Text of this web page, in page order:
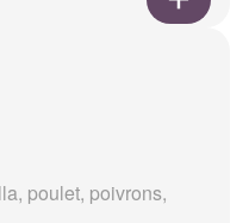
poulet, poivrons,